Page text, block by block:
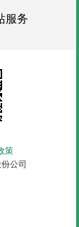
服务
策
公司